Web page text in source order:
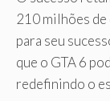
210 milhões
para seu
que o GTA 6
redefinindo o